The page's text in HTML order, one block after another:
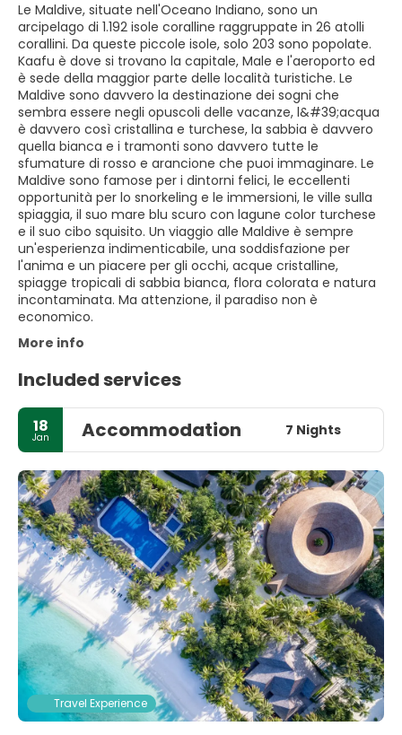
Le Maldive, situate nell'Oceano Indiano, sono un
arcipelago di 1.192 isole coralline raggruppate in 26 atolli
corallini. Da queste piccole isole, solo 203 sono popolate.
Kaafu è dove si trovano la capitale, Male e l'aeroporto ed
è sede della maggior parte delle località turistiche. Le
Maldive sono davvero la destinazione dei sogni che
sembra essere negli opuscoli delle vacanze, l&#39;acqua
è davvero così cristallina e turchese, la sabbia è davvero
quella bianca e i tramonti sono davvero tutte le
sfumature di rosso e arancione che puoi immaginare. Le
Maldive sono famose per i dintorni felici, le eccellenti
opportunità per lo snorkeling e le immersioni, le ville sulla
spiaggia, il suo mare blu scuro con lagune color turchese
e il suo cibo squisito. Un viaggio alle Maldive è sempre
un'esperienza indimenticabile, una soddisfazione per
l'anima e un piacere per gli occhi, acque cristalline,
spiagge tropicali di sabbia bianca, flora colorata e natura
incontaminata. Ma attenzione, il paradiso non è
economico.
More info
Included services
18
Jan Accommodation 7 Nights
Travel Experience